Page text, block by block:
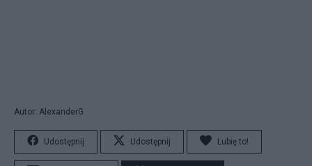
Autor: AlexanderG
Udostępnij Udostępnij Lubię to!